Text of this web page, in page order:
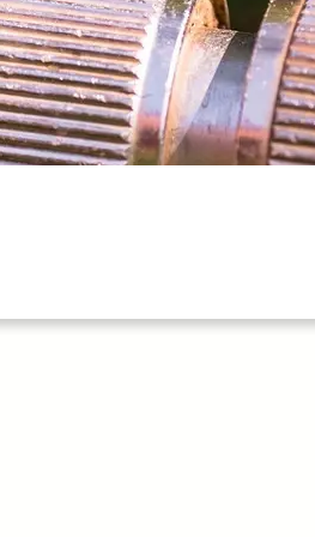
gulvafløb eller konstant
Med en solid